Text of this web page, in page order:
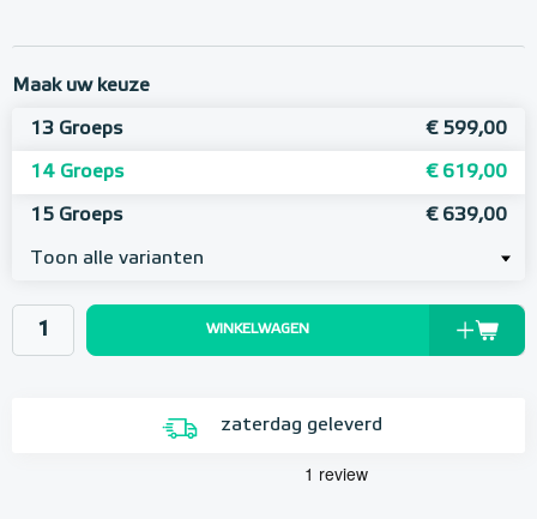
Maak uw keuze
13 Groeps € 599,00
14 Groeps € 619,00
15 Groeps € 639,00
Toon alle varianten
WINKELWAGEN
zaterdag geleverd